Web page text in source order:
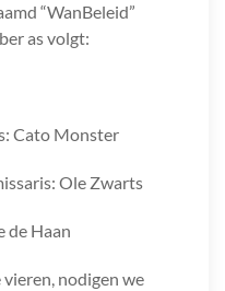
“WanBeleid”
as volgt:
Cato Monster
Ole Zwarts
de Haan
nodigen we